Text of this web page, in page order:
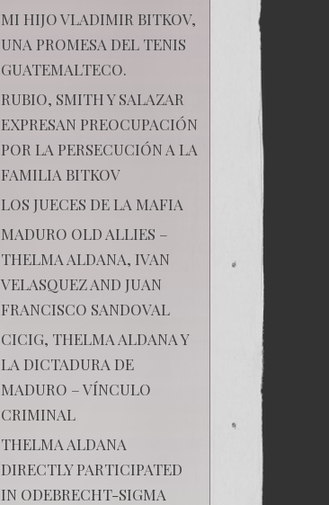
MI HIJO VLADIMIR BITKOV,
UNA PROMESA DEL TENIS
GUATEMALTECO.
RUBIO, SMITH Y SALAZAR
EXPRESAN PREOCUPACIÓN
POR LA PERSECUCIÓN A LA
FAMILIA BITKOV
LOS JUECES DE LA MAFIA
MADURO OLD ALLIES –
THELMA ALDANA, IVAN
VELASQUEZ AND JUAN
FRANCISCO SANDOVAL
CICIG, THELMA ALDANA Y
LA DICTADURA DE
MADURO – VÍNCULO
CRIMINAL
THELMA ALDANA
DIRECTLY PARTICIPATED
IN ODEBRECHT-SIGMA